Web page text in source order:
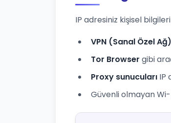
IP adresiniz kişisel
VPN (Sanal Özel Ağ)
Tor Browser gibi
Proxy sunucuları IP
Güvenli olmayan